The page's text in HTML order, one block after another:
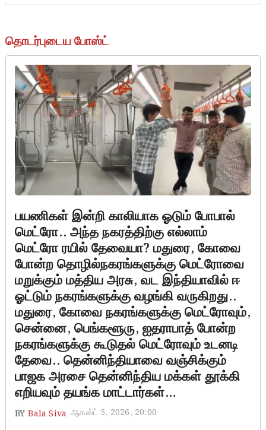
தொடர்புடைய போஸ்ட்
பயணிகள் இன்றி காலியாக ஓடும் போபால்
மெட்ரோ.. அந்த நகரத்திற்கு எல்லாம்
மெட்ரோ ரயில் தேவையா? மதுரை, கோவை
போன்ற தொழில்நகரங்களுக்கு மெட்ரோவை
மறுக்கும் மத்திய அரசு, வட இந்தியாவில் ஈ
ஓட்டும் நகரங்களுக்கு வழங்கி வருகிறது..
மதுரை, கோவை நகரங்களுக்கு மெட்ரோவும்,
சென்னை, பெங்களூரு, ஐதராபாத் போன்ற
நகரங்களுக்கு கூடுதல் மெட்ரோவும் உடனடி
தேவை.. தென்னிந்தியாவை வஞ்சிக்கும்
பாஜக அரசை தென்னிந்திய மக்கள் தூக்கி
எறியவும் தயங்க மாட்டார்கள்…
BY Bala Siva ஆகஸ்ட் 5, 2026, 20:00